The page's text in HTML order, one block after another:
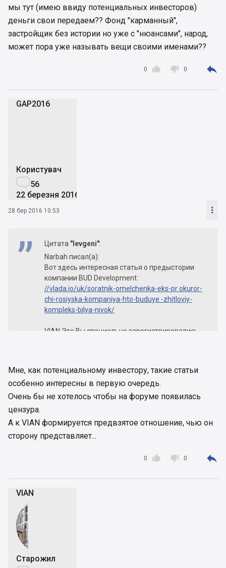
мы тут (имею ввиду потенциальных инвесторов)
деньги свои передаем?? Фонд "карманный",
застройщик без истории но уже с "нюансами", народ,
может пора уже называть вещи своими именами??

0  0 
GAP2016
Користувач
56
22 березня 2016
28 бер 2016 10:53 
Цитата "Ievgeni":
Narbah писал(а):
Вот здесь интересная статья о предыстории
компании BUD Development:
//vlada.io/uk/soratnik-omelchenka-eks-pr okuror-
chi-rosiyska-kompaniya-hto-buduye -zhitloviy-
kompleks-bilya-nivok/
VIAN Это Вы специально зарегистрировались
Мне, как потенциальному инвестору, такие статьи
особенно интересны в первую очередь.
Очень бы не хотелось чтобы на форуме появилась
цензура.
А к VIAN формируется предвзятое отношение, чью он
сторону представляет...

0  0 
VIAN
Старожил